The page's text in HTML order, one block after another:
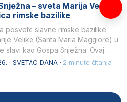
– sveta Marija Velika,
rimske bazilike
posvete slavne rimske bazilike
Velike (Santa Maria Maggiore) u
slavi kao Gospa Snježna. Ovaj
Maria…
· SVETAC DANA · 2 minute čitanja